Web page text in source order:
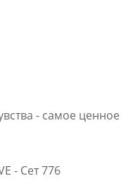
- самое ценное
- Сет 776